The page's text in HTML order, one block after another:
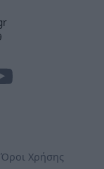
Όροι Χρήσης